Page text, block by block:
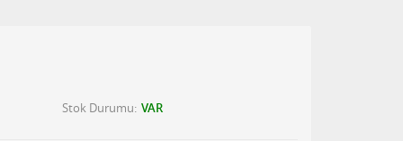
Stok Durumu VAR